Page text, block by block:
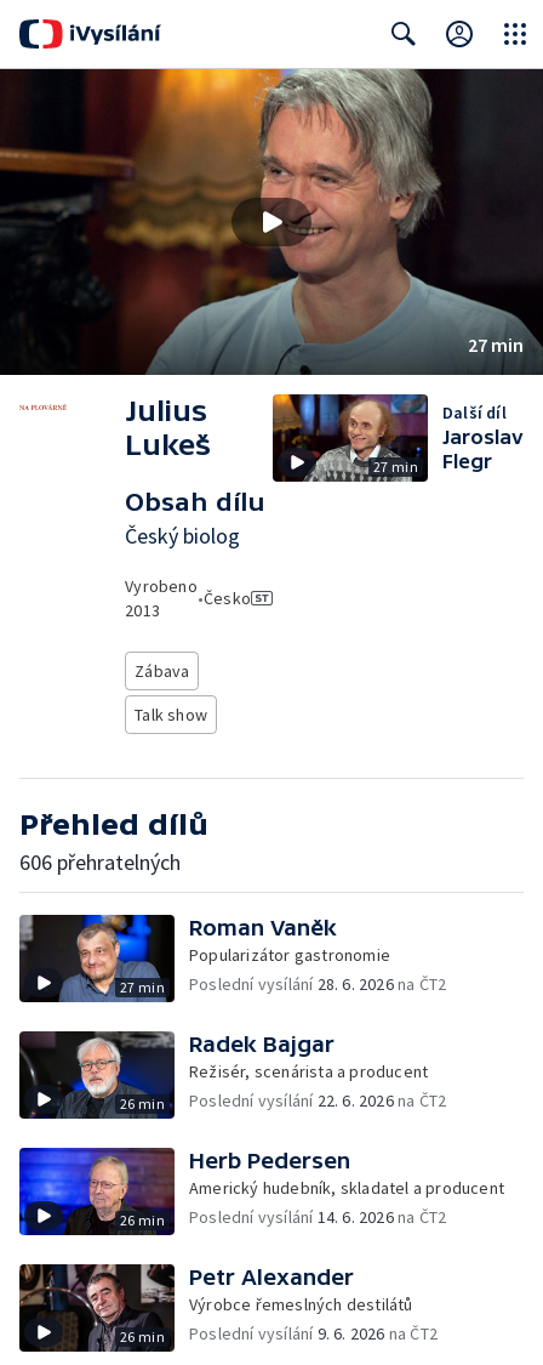
Search
27 min
Julius
Lukeš
Obsah dílu
Český biolog
Vyrobeno
2013
•Česko
Zábava
Talk show
27 min
Další díl
Jaroslav
Flegr
Přehled dílů
606 přehratelných
27 min
Roman Vaněk
Popularizátor gastronomie
Poslední vysílání 28. 6. 2026na ČT2
26 min
Radek Bajgar
Režisér, scenárista a producent
Poslední vysílání 22. 6. 2026na ČT2
26 min
Herb Pedersen
Americký hudebník, skladatel a producent
Poslední vysílání14. 6. 2026na ČT2
26 min
Petr Alexander
Výrobce řemeslných destilátů
Poslední vysílání9. 6. 2026 na ČT2